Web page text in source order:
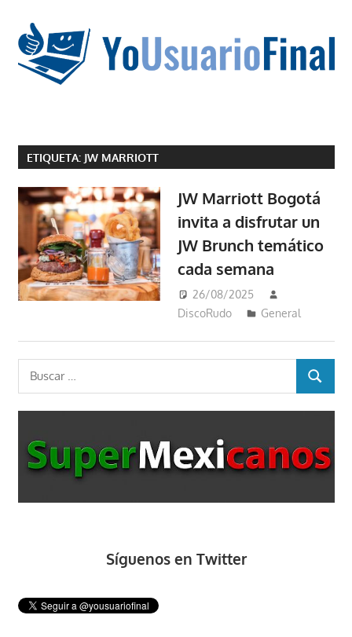
contenido
no
que
estar
en
chino
ETIQUETA: JW MARRIOTT
JW Marriott Bogotá
invita a disfrutar un
JW Brunch temático
cada semana
26/08/2025
DiscoRudo
General
Buscar:
BUSCAR
Síguenos en Twitter